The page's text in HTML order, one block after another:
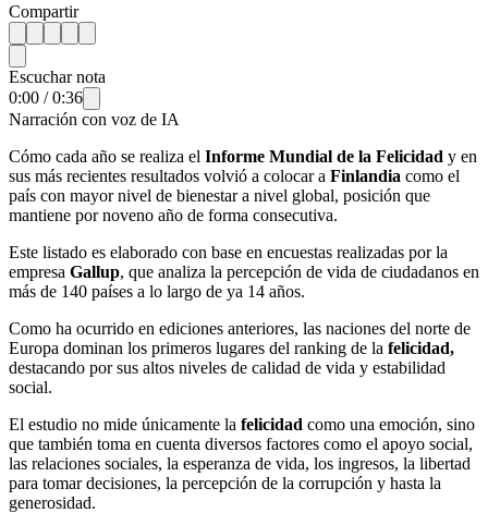
Compartir
Escuchar nota
0:00 /0:36
Narración con voz de IA
Cómo cada año se realiza el Informe Mundial de la Felicidad y en
sus más recientes resultados volvió a colocar a Finlandia como el
país con mayor nivel de bienestar a nivel global, posición que
mantiene por noveno año de forma consecutiva.
Este listado es elaborado con base en encuestas realizadas por la
empresa Gallup, que analiza la percepción de vida de ciudadanos en
más de 140 países a lo largo de ya 14 años.
Como ha ocurrido en ediciones anteriores, las naciones del norte de
Europa dominan los primeros lugares del ranking de la felicidad,
destacando por sus altos niveles de calidad de vida y estabilidad
social.
El estudio no mide únicamente la felicidad como una emoción, sino
que también toma en cuenta diversos factores como el apoyo social,
las relaciones sociales, la esperanza de vida, los ingresos, la libertad
para tomar decisiones, la percepción de la corrupción y hasta la
generosidad.